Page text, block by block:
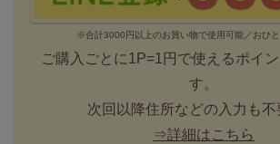
※合計3000円以上のお買い物で使用可能／おひ
ご購入ごとに1P=1円で使えるポイ
す。
次回以降住所などの入力も不
⇒詳細はこちら